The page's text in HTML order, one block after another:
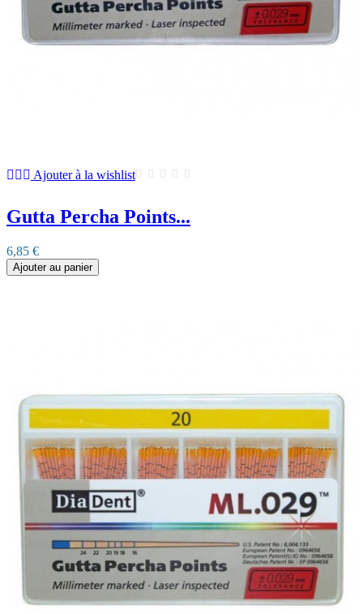
Ajouter à la wishlist
Gutta Percha Points...
6,85 €
Ajouter au panier